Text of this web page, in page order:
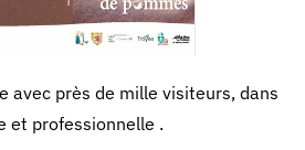
avec près de mille visiteurs, dans
et professionnelle .